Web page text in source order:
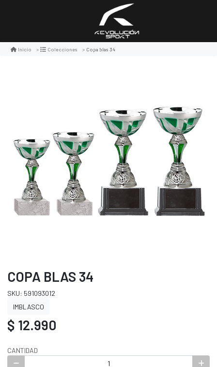
Inicio Colecciones Copa blas 34
COPA BLAS 34
SKU: 591093012
IMBLASCO
$ 12.990
CANTIDAD